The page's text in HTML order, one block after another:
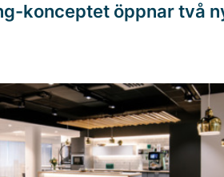
konceptet öppnar två